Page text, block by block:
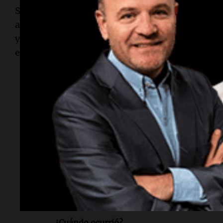
Según cifras oficiales, Ecuador, que fue
armado interno desde 2024, registró un total
y principios de mayo, de los cuales el 88%
ecuatoriana.
Lectura rápida
¿Qué sucedió?
Un ataque armado en una cancha de
muertos y cinco heridos.
¿Dónde ocurrió?
En Montecristi, provincia de Manabí,